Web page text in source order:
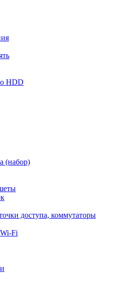
HDD
(набор)
доступа, коммутаторы
Fi